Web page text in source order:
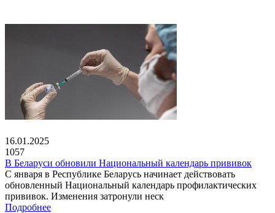
16.01.2025
1057
В Беларуси обновили Национальный календарь прививок
С января в Республике Беларусь начинает действовать
обновленный Национальный календарь профилактических
прививок. Изменения затронули неск
Подробнее